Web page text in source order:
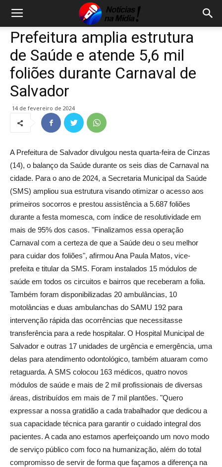
Prefeitura amplia estrutura
de Saúde e atende 5,6 mil
foliões durante Carnaval de
Salvador
14 de fevereiro de 2024
A Prefeitura de Salvador divulgou nesta quarta-feira de Cinzas
(14), o balanço da Saúde durante os seis dias de Carnaval na
cidade. Para o ano de 2024, a Secretaria Municipal da Saúde
(SMS) ampliou sua estrutura visando otimizar o acesso aos
primeiros socorros e prestou assistência a 5.687 foliões
durante a festa momesca, com índice de resolutividade em
mais de 95% dos casos. "Finalizamos essa operação
Carnaval com a certeza de que a Saúde deu o seu melhor
para cuidar dos foliões", afirmou Ana Paula Matos, vice-
prefeita e titular da SMS. Foram instalados 15 módulos de
saúde em todos os circuitos e bairros que receberam a folia.
Também foram disponibilizadas 20 ambulâncias, 10
motolâncias e duas ambulanchas do SAMU 192 para
intervenção rápida das ocorrências que necessitasse
transferência para a rede hospitalar. O Hospital Municipal de
Salvador e outras 17 unidades de urgência e emergência, uma
delas para atendimento odontológico, também atuaram como
retaguarda. A SMS colocou 163 médicos, quatro novos
módulos de saúde e mais de 2 mil profissionais de diversas
áreas, distribuídos em mais de 7 mil plantões. "Quero
expressar a nossa gratidão a cada trabalhador que dedicou a
sua capacidade técnica para garantir o cuidado integral dos
pacientes. A cada ano estamos aperfeiçoando um novo modo
de serviço público com foco na humanização, além do total
compromisso de servir de forma que façamos a diferença na